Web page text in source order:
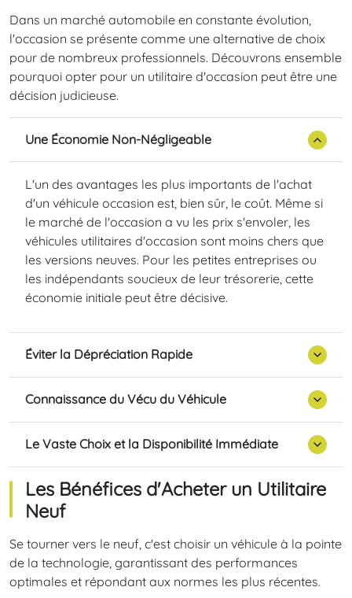
Dans un marché automobile en constante évolution,
l'occasion se présente comme une alternative de choix
pour de nombreux professionnels. Découvrons ensemble
pourquoi opter pour un utilitaire d'occasion peut être une
décision judicieuse.
Une Économie Non-Négligeable
L'un des avantages les plus importants de l'achat
d'un véhicule occasion est, bien sûr, le coût. Même si
le marché de l'occasion a vu les prix s'envoler, les
véhicules utilitaires d'occasion sont moins chers que
les versions neuves. Pour les petites entreprises ou
les indépendants soucieux de leur trésorerie, cette
économie initiale peut être décisive.
Éviter la Dépréciation Rapide
Connaissance du Vécu du Véhicule
Le Vaste Choix et la Disponibilité Immédiate
Les Bénéfices d'Acheter un Utilitaire
Neuf
Se tourner vers le neuf, c'est choisir un véhicule à la pointe
de la technologie, garantissant des performances
optimales et répondant aux normes les plus récentes.